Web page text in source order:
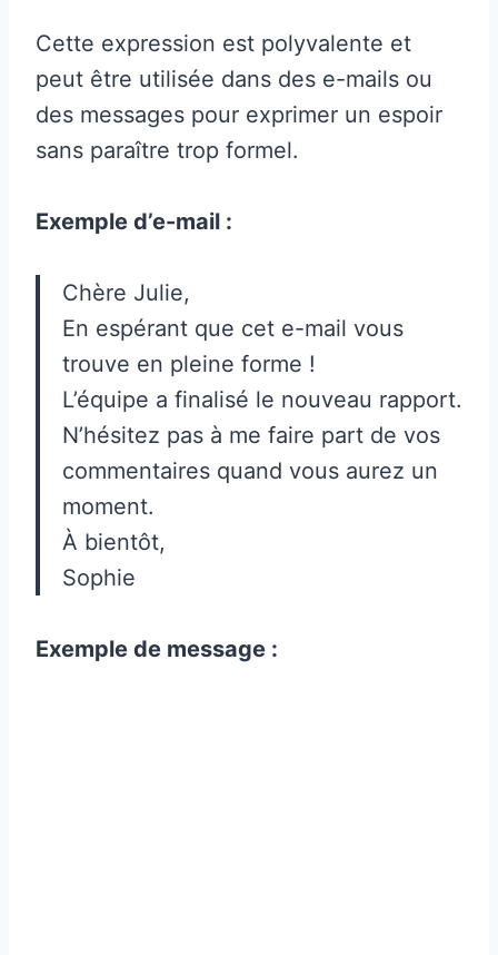
Cette expression est polyvalente et
peut être utilisée dans des e-mails ou
des messages pour exprimer un espoir
sans paraître trop formel.
Exemple d’e-mail :
Chère Julie,
En espérant que cet e-mail vous
trouve en pleine forme !
L’équipe a finalisé le nouveau rapport.
N’hésitez pas à me faire part de vos
commentaires quand vous aurez un
moment.
À bientôt,
Sophie
Exemple de message :